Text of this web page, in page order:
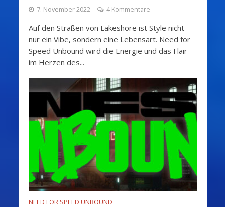
7. November 2022 4 Kommentare
Auf den Straßen von Lakeshore ist Style nicht
nur ein Vibe, sondern eine Lebensart. Need for
Speed Unbound wird die Energie und das Flair
im Herzen des...
NEED FOR SPEED UNBOUND